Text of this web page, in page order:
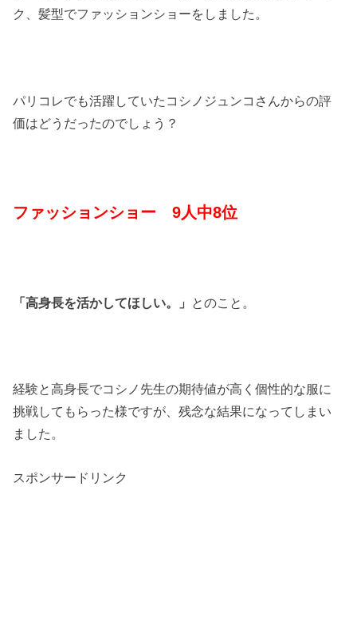
ク、髪型でファッションショーをしました。
パリコレでも活躍していたコシノジュンコさんからの評
価はどうだったのでしょう？
ファッションショー9人中8位
「高身長を活かしてほしい。」 とのこと。
経験と高身長でコシノ先生の期待値が高く個性的な服に
挑戦してもらった様ですが、残念な結果になってしまい
ました。
スポンサードリンク